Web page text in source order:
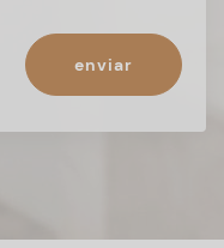
enviar